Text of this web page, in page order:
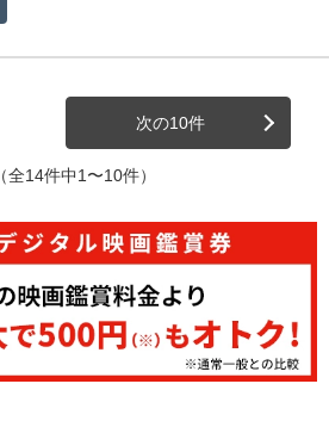
次の10件
（全14件中1〜10件）